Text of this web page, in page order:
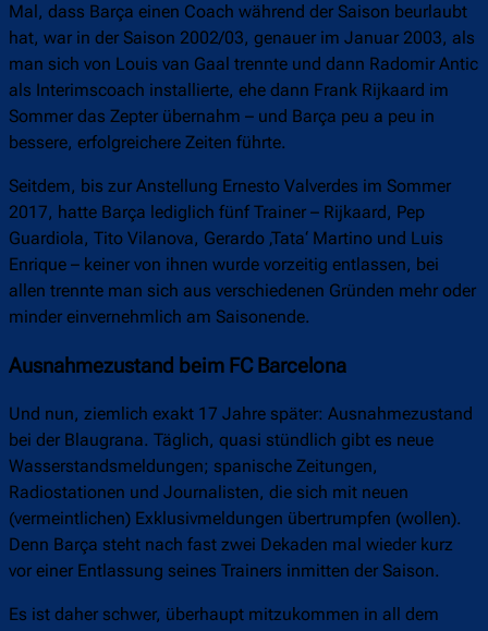
Mal, dass Barça einen Coach während der Saison beurlaubt
hat, war in der Saison 2002/03, genauer im Januar 2003, als
man sich von Louis van Gaal trennte und dann Radomir Antic
als Interimscoach installierte, ehe dann Frank Rijkaard im
Sommer das Zepter übernahm – und Barça peu a peu in
bessere, erfolgreichere Zeiten führte.
Seitdem, bis zur Anstellung Ernesto Valverdes im Sommer
2017, hatte Barça lediglich fünf Trainer – Rijkaard, Pep
Guardiola, Tito Vilanova, Gerardo ‚Tata‘ Martino und Luis
Enrique – keiner von ihnen wurde vorzeitig entlassen, bei
allen trennte man sich aus verschiedenen Gründen mehr oder
minder einvernehmlich am Saisonende.
Ausnahmezustand beim FC Barcelona
Und nun, ziemlich exakt 17 Jahre später: Ausnahmezustand
bei der Blaugrana. Täglich, quasi stündlich gibt es neue
Wasserstandsmeldungen; spanische Zeitungen,
Radiostationen und Journalisten, die sich mit neuen
(vermeintlichen) Exklusivmeldungen übertrumpfen (wollen).
Denn Barça steht nach fast zwei Dekaden mal wieder kurz
vor einer Entlassung seines Trainers inmitten der Saison.
Es ist daher schwer, überhaupt mitzukommen in all dem